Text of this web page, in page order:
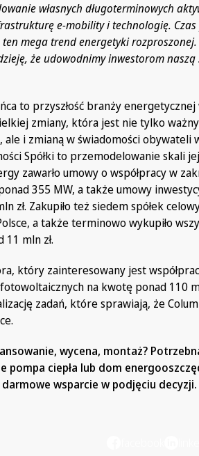
własnych długoterminowych
e-mobility i technologię.
mega trend energetyki
że udowodnimy inwestorom naszą
to przyszłość branży energetycznej
zmiany, która jest nie tylko
i zmianą w świadomości obywateli
Spółki to przemodelowanie skali
zawarło umowy o współpracy w
355 MW, a także umowy
zł. Zakupiło też siedem spółek
, a także terminowo wykupiło
mln zł.
który zainteresowany jest
na kwotę ponad 110
zadań, które sprawiają, że
wycena, montaż?
ciepła lub dom
wsparcie w podjęciu decyzji.